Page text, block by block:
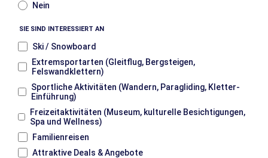
Nein
SIE SIND INTERESSIERT AN
Ski / Snowboard
Extremsportarten (Gleitflug, Bergsteigen,
Felswandklettern)
Sportliche Aktivitäten (Wandern, Paragliding, Kletter-
Einführung)
Freizeitaktivitäten (Museum, kulturelle Besichtigungen,
Spa und Wellness)
Familienreisen
Attraktive Deals & Angebote